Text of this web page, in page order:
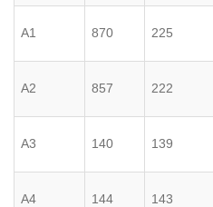
A1 870 225
A2 857 222
A3 140 139
A4 144 143